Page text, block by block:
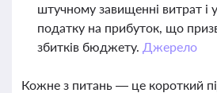
штучному завищенні витрат і
податку на прибуток, що
збитків бюджету. Джерело
Кожне з питань — це короткий